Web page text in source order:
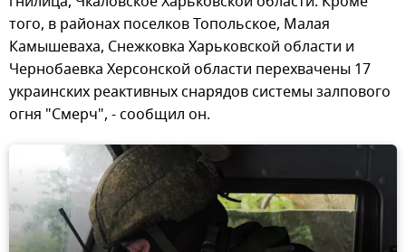
того, в районах поселков Топольское, Малая
Камышеваха, Снежковка Харьковской области и
Чернобаевка Херсонской области перехвачены 17
украинских реактивных снарядов системы залпового
огня "Смерч", - сообщил он.